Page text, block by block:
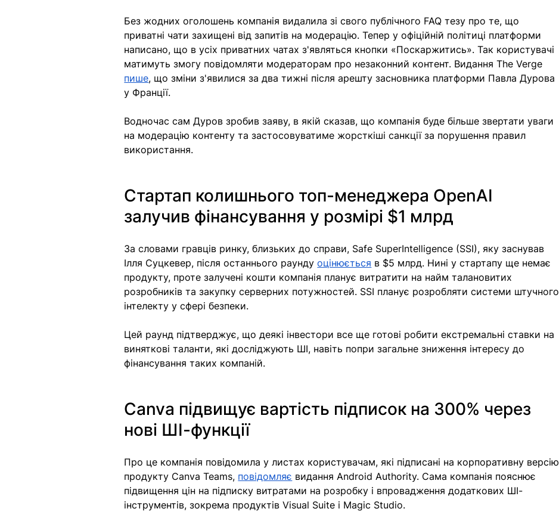
Без жодних оголошень компанія видалила зі свого публічного FAQ тезу про те, що
приватні чати захищені від запитів на модерацію. Тепер у офіційній політиці платформи
написано, що в усіх приватних чатах з'являться кнопки «Поскаржитись». Так користувачі
матимуть змогу повідомляти модераторам про незаконний контент. Видання The Verge
пише, що зміни з'явилися за два тижні після арешту засновника платформи Павла Дурова
у Франції.
Водночас сам Дуров зробив заяву, в якій сказав, що компанія буде більше звертати уваги
на модерацію контенту та застосовуватиме жорсткіші санкції за порушення правил
використання.
Стартап колишнього топ-менеджера OpenAI
залучив фінансування у розмірі $1 млрд
За словами гравців ринку, близьких до справи, Safe SuperIntelligence (SSI), яку заснував
Ілля Суцкевер, після останнього раунду оцінюється в $5 млрд. Нині у стартапу ще немає
продукту, проте залучені кошти компанія планує витратити на найм талановитих
розробників та закупку серверних потужностей. SSI планує розробляти системи штучного
інтелекту у сфері безпеки.
Цей раунд підтверджує, що деякі інвестори все ще готові робити екстремальні ставки на
виняткові таланти, які досліджують ШІ, навіть попри загальне зниження інтересу до
фінансування таких компаній.
Canva підвищує вартість підписок на 300% через
нові ШІ-функції
Про це компанія повідомила у листах користувачам, які підписані на корпоративну версію
продукту Canva Teams, повідомляє видання Android Authority. Сама компанія пояснює
підвищення цін на підписку витратами на розробку і впровадження додаткових ШІ-
інструментів, зокрема продуктів Visual Suite і Magic Studio.